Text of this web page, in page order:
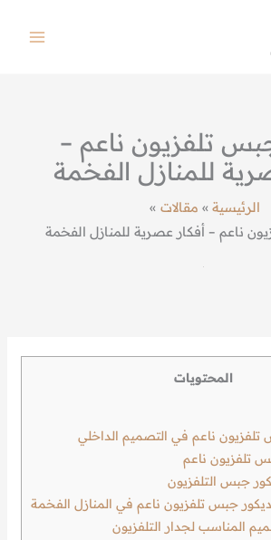
تلفزيون ناعم –
للمنازل الفخمة
الرئيسية
مقالات
ناعم – أفكار عصرية للمنازل الفخمة
المحتويات
ناعم في التصميم الداخلي
تلفزيون ناعم
جبس التلفزيون
جبس تلفزيون ناعم في المنازل الفخمة
المناسب لجدار التلفزيون